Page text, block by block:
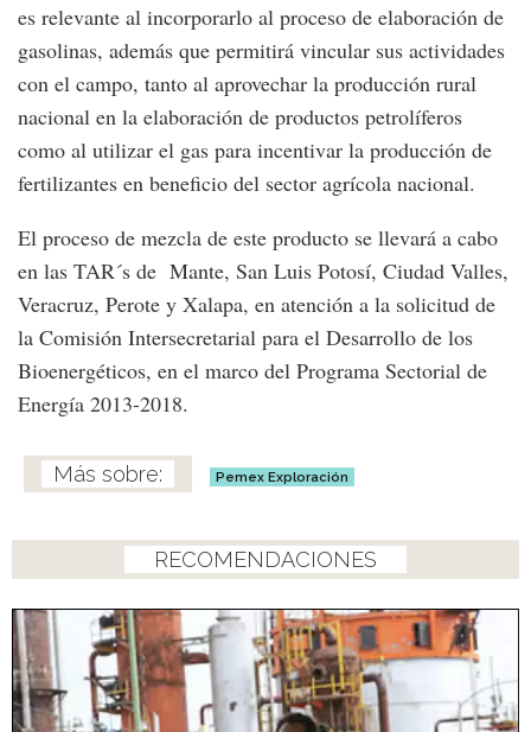
es relevante al incorporarlo al proceso de elaboración de
gasolinas, además que permitirá vincular sus actividades
con el campo, tanto al aprovechar la producción rural
nacional en la elaboración de productos petrolíferos
como al utilizar el gas para incentivar la producción de
fertilizantes en beneficio del sector agrícola nacional.
El proceso de mezcla de este producto se llevará a cabo
en las TAR´s de Mante, San Luis Potosí, Ciudad Valles,
Veracruz, Perote y Xalapa, en atención a la solicitud de
la Comisión Intersecretarial para el Desarrollo de los
Bioenergéticos, en el marco del Programa Sectorial de
Energía 2013-2018.
Pemex Exploración
RECOMENDACIONES